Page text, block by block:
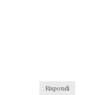
Rispondi